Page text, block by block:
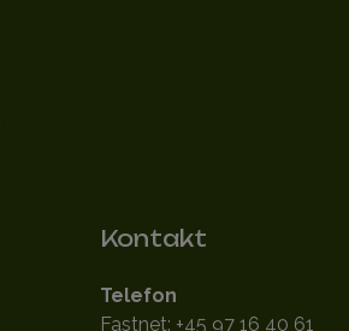
Kontakt
Telefon
Fastnet: +45 97 16 40 61